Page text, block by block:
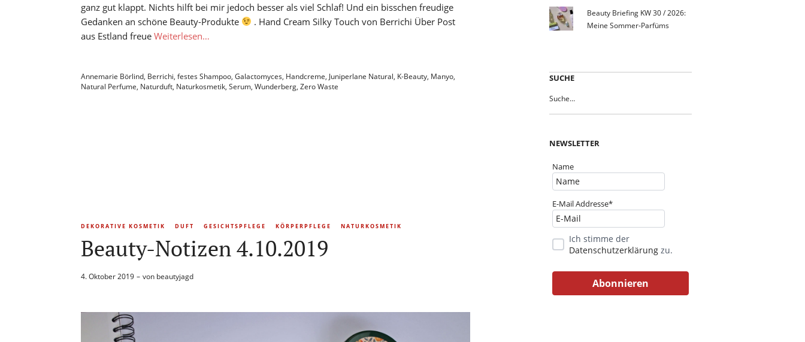
ganz gut klappt. Nichts hilft bei mir jedoch besser als viel Schlaf! Und ein bisschen freudige
Gedanken an schöne Beauty-Produkte
. Hand Cream Silky Touch von Berrichi Über Post
aus Estland freue Weiterlesen…
Annemarie Börlind, Berrichi, festes Shampoo, Galactomyces, Handcreme, Juniperlane Natural, K-Beauty, Manyo,
Natural Perfume, Naturduft, Naturkosmetik, Serum, Wunderberg, Zero Waste
DEKORATIVE KOSMETIK DUFT GESICHTSPFLEGE KÖRPERPFLEGE NATURKOSMETIK
Beauty-Notizen 4.10.2019
4. Oktober 2019 von beautyjagd
Beauty Briefing KW 30 / 2026:
Meine Sommer-Parfüms
SUCHE
NEWSLETTER
Name
E-Mail Addresse*
Ich stimme der
Datenschutzerklärung zu.